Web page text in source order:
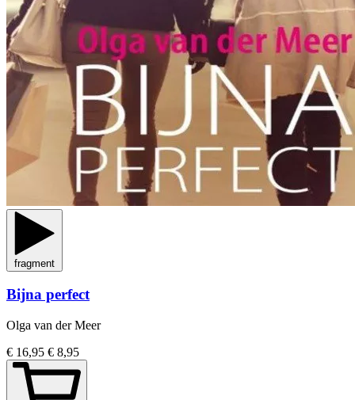
fragment
Bijna perfect
Olga van der Meer
€ 16,95 € 8,95